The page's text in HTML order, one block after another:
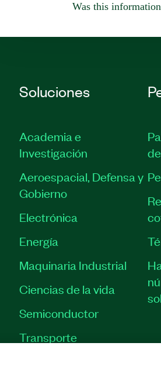
Was this
Soluciones
Academia e
Investigación
Aeroespacial, Defensa y
Gobierno
Electrónica
Energía
Maquinaria Industrial
Ciencias de la vida
Semiconductor
Transporte